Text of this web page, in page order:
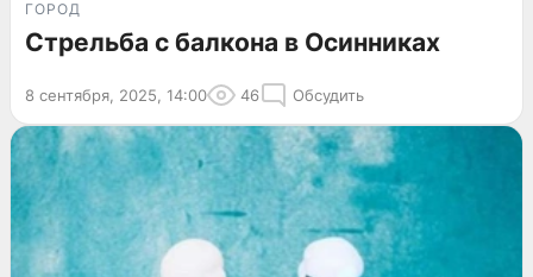
ГОРОД
Стрельба с балкона в Осинниках
8 сентября, 2025, 14:00 46 Обсудить